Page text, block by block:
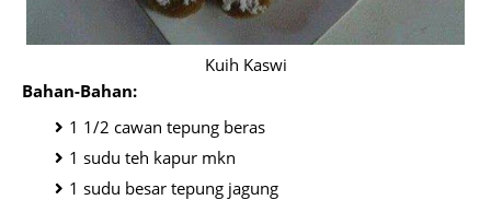
Kuih Kaswi
Bahan-Bahan:
1 1/2 cawan tepung beras
1 sudu teh kapur mkn
1 sudu besar tepung jagung